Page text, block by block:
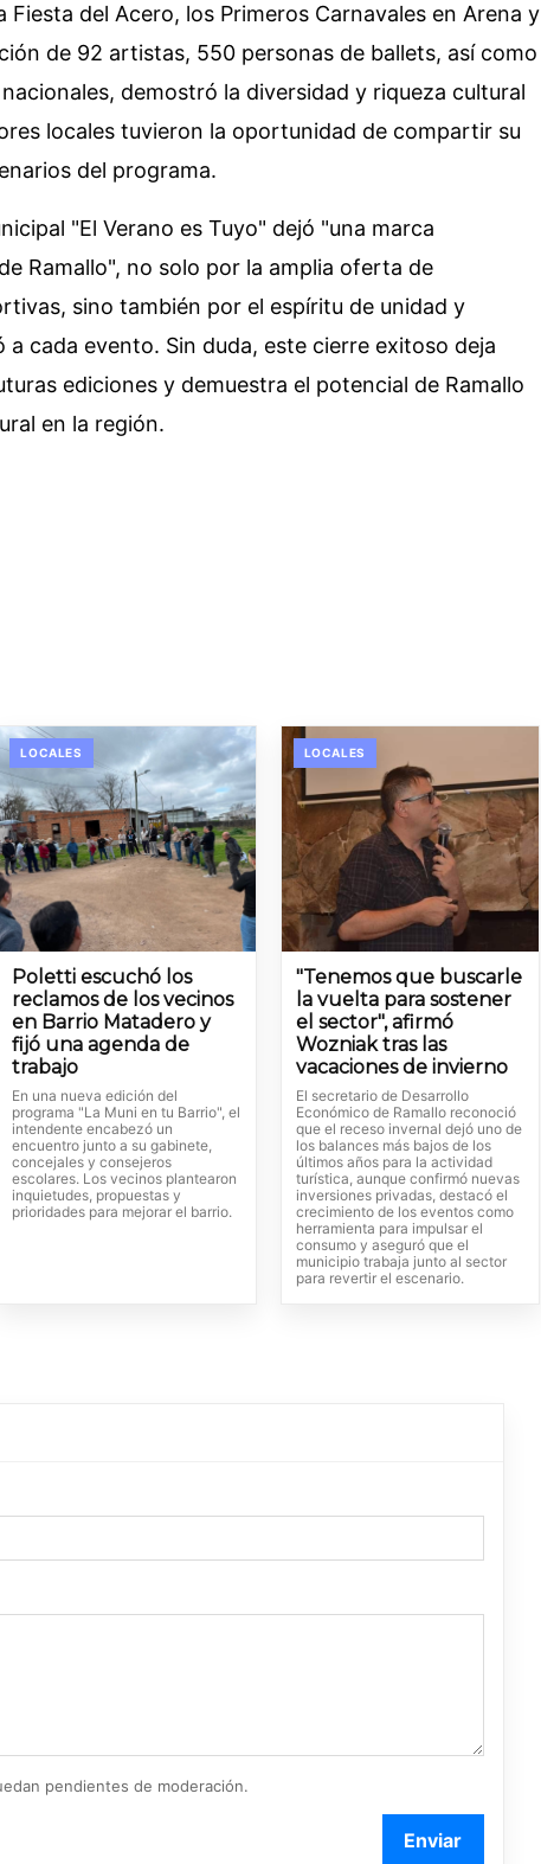
Fiesta del Acero, los Primeros Carnavales en Arena y
de 92 artistas, 550 personas de ballets, así como
demostró la diversidad y riqueza cultural
locales tuvieron la oportunidad de compartir su
del programa.
"El Verano es Tuyo" dejó "una marca
Ramallo", no solo por la amplia oferta de
sino también por el espíritu de unidad y
cada evento. Sin duda, este cierre exitoso deja
ediciones y demuestra el potencial de Ramallo
en la región.
LOCALES
Poletti escuchó los
reclamos de los vecinos
en Barrio Matadero y
fijó una agenda de
trabajo
En una nueva edición del
programa "La Muni en tu Barrio", el
intendente encabezó un
encuentro junto a su gabinete,
concejales y consejeros
escolares. Los vecinos plantearon
inquietudes, propuestas y
prioridades para mejorar el barrio.
LOCALES
"Tenemos que buscarle
la vuelta para sostener
el sector", afirmó
Wozniak tras las
vacaciones de invierno
El secretario de Desarrollo
Económico de Ramallo reconoció
que el receso invernal dejó uno de
los balances más bajos de los
últimos años para la actividad
turística, aunque confirmó nuevas
inversiones privadas, destacó el
crecimiento de los eventos como
herramienta para impulsar el
consumo y aseguró que el
municipio trabaja junto al sector
para revertir el escenario.
pendientes de moderación.
Enviar